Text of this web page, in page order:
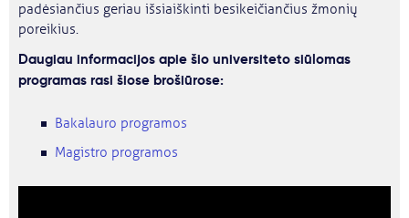
padėsiančius geriau išsiaiškinti besikeičiančius žmonių
poreikius.
Daugiau informacijos apie šio universiteto siūlomas
programas rasi šiose brošiūrose:
Bakalauro programos
Magistro programos